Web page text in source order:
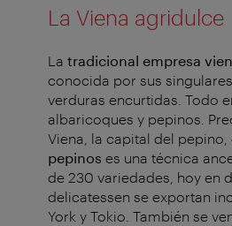
La Viena agridulce
La tradicional empresa
conocida por sus
verduras encurtidas. Todo
albaricoques y pepinos.
Viena, la capital del pepino,
pepinos es una técnica
de 230 variedades, hoy en
delicatessen se exportan
York y Tokio. También se